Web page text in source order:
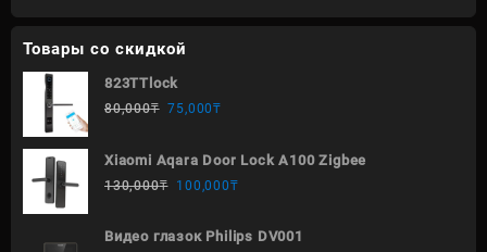
Товары со скидкой
823TTlock
80,000₸ 75,000₸
Xiaomi Aqara Door Lock A100 Zigbee
130,000₸ 100,000₸
Видео глазок Philips DV001